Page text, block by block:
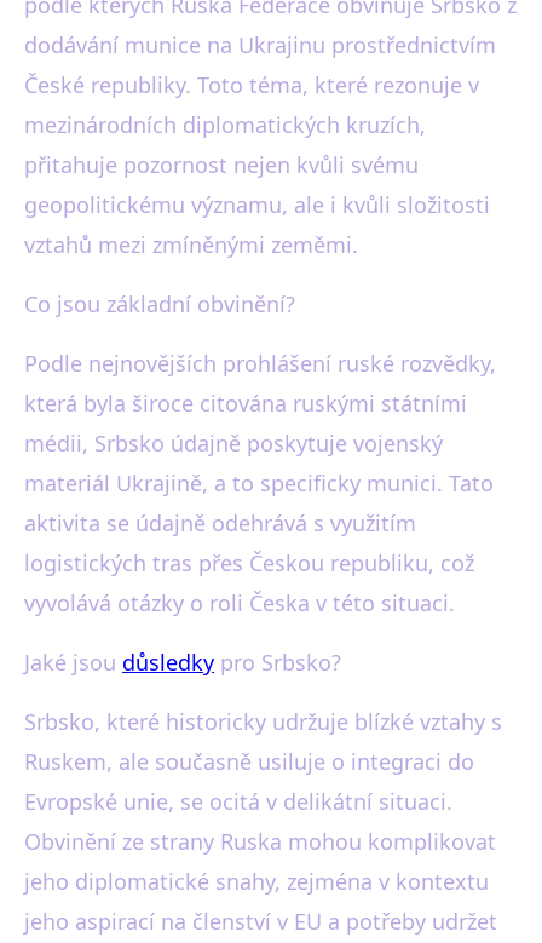
dodávání munice na Ukrajinu prostřednictvím
České republiky. Toto téma, které rezonuje v
mezinárodních diplomatických kruzích,
přitahuje pozornost nejen kvůli svému
geopolitickému významu, ale i kvůli složitosti
vztahů mezi zmíněnými zeměmi.
Co jsou základní obvinění?
Podle nejnovějších prohlášení ruské rozvědky,
která byla široce citována ruskými státními
médii, Srbsko údajně poskytuje vojenský
materiál Ukrajině, a to specificky munici. Tato
aktivita se údajně odehrává s využitím
logistických tras přes Českou republiku, což
vyvolává otázky o roli Česka v této situaci.
Jaké jsou důsledky pro Srbsko?
Srbsko, které historicky udržuje blízké vztahy s
Ruskem, ale současně usiluje o integraci do
Evropské unie, se ocitá v delikátní situaci.
Obvinění ze strany Ruska mohou komplikovat
jeho diplomatické snahy, zejména v kontextu
jeho aspirací na členství v EU a potřeby udržet